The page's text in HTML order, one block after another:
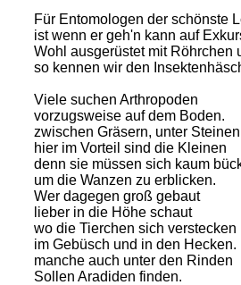
Für Entomologen der schönste
ist wenn er geh'n kann auf
Wohl ausgerüstet mit Röhrchen
so kennen wir den
Viele suchen Arthropoden
vorzugsweise auf dem Boden.
zwischen Gräsern, unter
hier im Vorteil sind die Kleinen
denn sie müssen sich kaum
um die Wanzen zu erblicken.
Wer dagegen groß gebaut
lieber in die Höhe schaut
wo die Tierchen sich verstecken
im Gebüsch und in den Hecken.
manche auch unter den Rinden
Sollen Aradiden finden.